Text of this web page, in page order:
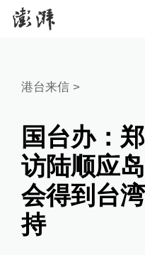
港台来信>
国台办：
访陆顺应
会得到台
持